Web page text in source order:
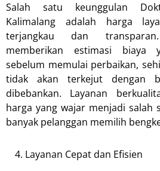
Salah satu keunggulan
Kalimalang adalah harga
terjangkau dan
memberikan estimasi biaya
sebelum memulai perbaikan,
tidak akan terkejut dengan
dibebankan. Layanan
harga yang wajar menjadi salah
banyak pelanggan memilih
Layanan Cepat dan Efisien